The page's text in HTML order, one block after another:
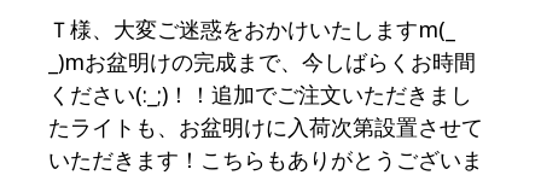
Ｔ様、大変ご迷惑をおかけいたしますm(_
_)mお盆明けの完成まで、今しばらくお時間
ください(:_;)！！追加でご注文いただきまし
たライトも、お盆明けに入荷次第設置させて
いただきます！こちらもありがとうございま